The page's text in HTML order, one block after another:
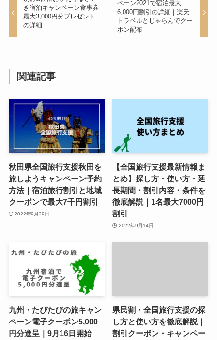
き宿泊キャンペーン食事券
最大3,000円分プレゼント
の詳細
ペーン2021で宿泊最大
6,000円割引の詳細｜楽天
トラベルとじゃらんでクー
ポン配布
関連記事
秋田県全国旅行支援秋田を
旅しようキャンペーン予約
方法｜宿泊旅行割引と地域
クーポンで最大7千円割引
2022年9月29日
【全国旅行支援最新情報ま
とめ】探し方・使い方・延
長期間・割引内容・条件を
徹底解説｜1名最大7000円
割引
2022年9月14日
九州・たびたびの旅キャン
ペーン電子クーポン5,000
円分進呈｜9月16日開始
県民割・全国旅行支援の探
し方と使い方を徹底解説｜
割引クーポン・キャンペー